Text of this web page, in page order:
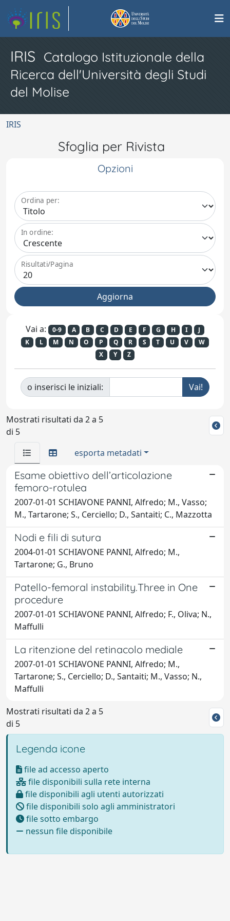
IRIS Catalogo Istituzionale della
Ricerca dell'Università degli Studi
del Molise
IRIS
Sfoglia per Rivista
Opzioni
Ordina per:
In ordine:
Risultati/Pagina
Vai a: 0-9 A B C D E F G H I
J
K
L M N O P Q R S T U V
W
X
Y Z
o inserisci le iniziali:
Mostrati risultati da 2 a 5
di 5
esporta metadati
Esame obiettivo dell’articolazione
femoro-rotulea
2007-01-01 SCHIAVONE PANNI, Alfredo; M., Vasso;
M., Tartarone; S., Cerciello; D., Santaiti; C., Mazzotta
Nodi e fili di sutura
2004-01-01 SCHIAVONE PANNI, Alfredo; M.,
Tartarone; G., Bruno
Patello-femoral instability.Three in One
procedure
2007-01-01 SCHIAVONE PANNI, Alfredo; F., Oliva; N.,
Maffulli
La ritenzione del retinacolo mediale
2007-01-01 SCHIAVONE PANNI, Alfredo; M.,
Tartarone; S., Cerciello; D., Santaiti; M., Vasso; N.,
Maffulli
Mostrati risultati da 2 a 5
di 5
Legenda icone
file ad accesso aperto
file disponibili sulla rete interna
file disponibili agli utenti autorizzati
file disponibili solo agli amministratori
file sotto embargo
nessun file disponibile